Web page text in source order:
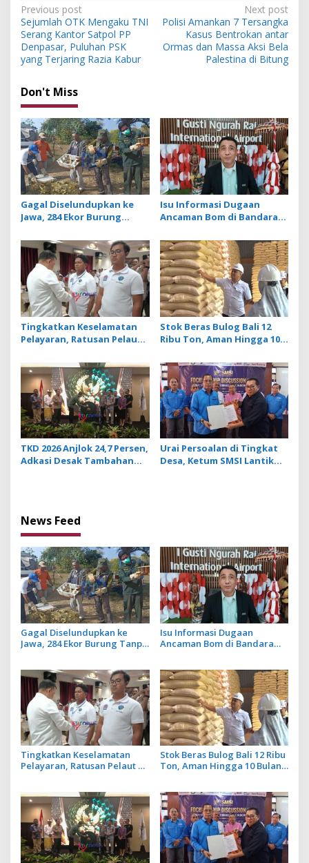
P
o
s
t
n
a
v
i
g
a
t
i
o
n
Previous post
Sejumlah OTK Mengaku TNI
Serang Kantor Satpol PP
Denpasar, Puluhan PSK
yang Terjaring Razia Kabur
Next post
Polisi Amankan 7 Tersangka
Kasus Bentrokan antar
Ormas dan Massa Aksi Bela
Palestina di Bitung
Don't Miss
Gagal Diselundupkan ke
Jawa, 284 Ekor Burung
Dilepasliarkan Cegah
Ancaman Penyakit
Isu Informasi Dugaan
Ancaman Bom di Bandara
Benar, Operasional
Penerbangan Lancar
Tingkatkan Keselamatan
Pelayaran, Ratusan Pelaut
dan JMPR
Stok Beras Bulog Bali 12
Ribu Ton, Aman Hingga 10
TKD 2026 Anjlok 24,7 Persen,
Adkasi Desak Tambahan
Urai Persoalan di Tingkat
Desa, Ketum SMSI Lantik
News Feed
Gagal Diselundupkan ke
Jawa, 284 Ekor Burung Tanpa
Isu Informasi Dugaan
Ancaman Bom di Bandara
Lancar
Tingkatkan Keselamatan
Pelayaran, Ratusan Pelaut di
Stok Beras Bulog Bali 12 Ribu
Ton, Aman Hingga 10 Bulan